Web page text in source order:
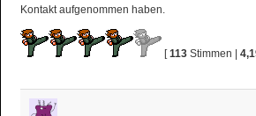
Kontakt aufgenommen haben.
[113 Stimmen |